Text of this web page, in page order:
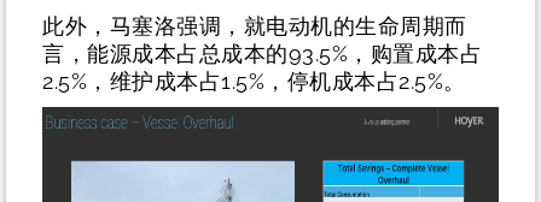
此外，马塞洛强调，就电动机的生命周期而
言，能源成本占总成本的93.5%，购置成本占
2.5%，维护成本占1.5%，停机成本占2.5%。